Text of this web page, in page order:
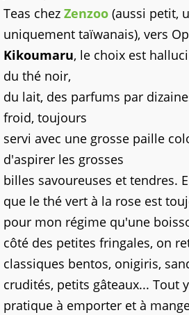
Teas chez Zenzoo (aussi petit,
uniquement taïwanais), vers
Kikoumaru, le choix est
du thé noir,
du lait, des parfums par
froid, toujours
servi avec une grosse paille
d'aspirer les grosses
billes savoureuses et tendres.
que le thé vert à la rose est
pour mon régime qu'une
côté des petites fringales, on
classiques bentos, onigiris,
crudités, petits gâteaux... Tout
pratique à emporter et à